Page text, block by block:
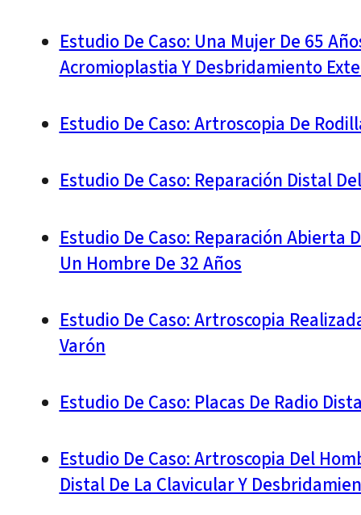
Estudio De Caso: Una Mujer De 65
Acromioplastia Y Desbridamiento
Estudio De Caso: Artroscopia De
Estudio De Caso: Reparación Distal
Estudio De Caso: Reparación Abierta
Un Hombre De 32 Años
Estudio De Caso: Artroscopia
Varón
Estudio De Caso: Placas De Radio
Estudio De Caso: Artroscopia Del
Distal De La Clavicular Y